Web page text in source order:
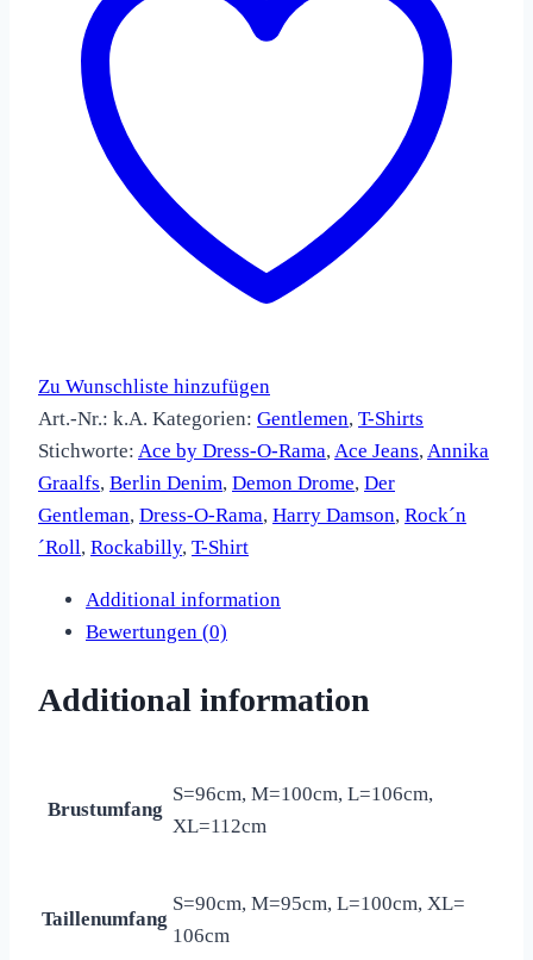
Zu Wunschliste hinzufügen
Art.-Nr.: k.A. Kategorien: Gentlemen, T-Shirts
Stichworte: Ace by Dress-O-Rama,Ace Jeans,Annika
Graalfs, Berlin Denim, Demon Drome, Der
Gentleman, Dress-O-Rama, Harry Damson, Rock´n
´Roll, Rockabilly, T-Shirt
Additional information
Bewertungen (0)
Additional information
Brustumfang
S=96cm, M=100cm, L=106cm,
XL=112cm
Taillenumfang
S=90cm, M=95cm, L=100cm, XL=
106cm